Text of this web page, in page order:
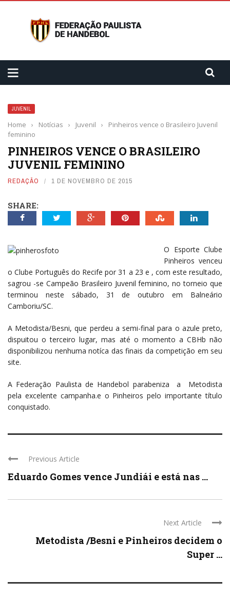
JUVENIL
Home › Notícias › Juvenil ›
Pinheiros vence o Brasileiro Juvenil
feminino
PINHEIROS VENCE O BRASILEIRO
JUVENIL FEMININO
REDAÇÃO 1 DE NOVEMBRO DE 2015
SHARE:
O Esporte Clube
Pinheiros venceu
o Clube Português do Recife por 31 a 23 e , com este resultado,
sagrou -se Campeão Brasileiro Juvenil feminino, no torneio que
terminou neste sábado, 31 de outubro em Balneário
Camboriu/SC.
A Metodista/Besni, que perdeu a semi-final para o azule preto,
dispuitou o terceiro lugar, mas até o momento a CBHb não
disponibilizou nenhuma notíca das finais da competição em seu
site.
A Federação Paulista de Handebol parabeniza a Metodista
pela excelente campanha.e o Pinheiros pelo importante título
conquistado.
Previous Article
Eduardo Gomes vence Jundiái e está nas ...
Next Article
Metodista /Besni e Pinheiros decidem o
Super ...